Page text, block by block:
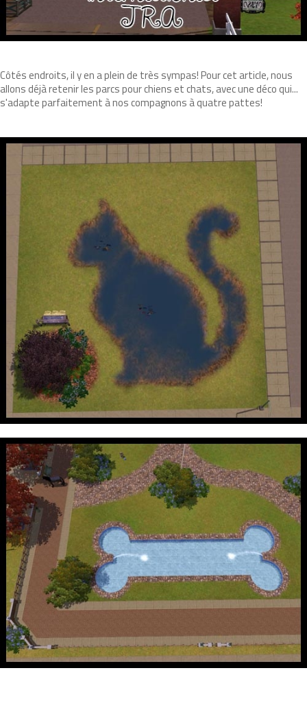
Côtés endroits, il y en a plein de très sympas! Pour cet article, nous
allons déjà retenir les parcs pour chiens et chats, avec une déco qui...
s'adapte parfaitement à nos compagnons à quatre pattes!